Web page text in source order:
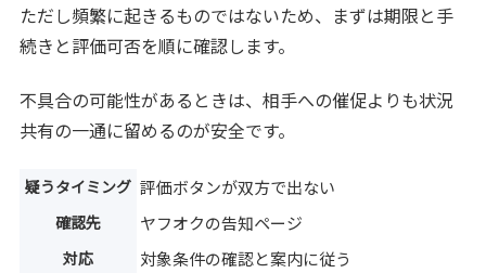
ただし頻繁に起きるものではないため、まずは期限と手
続きと評価可否を順に確認します。
不具合の可能性があるときは、相手への催促よりも状況
共有の一通に留めるのが安全です。
疑うタイミング 評価ボタンが双方で出ない
確認先 ヤフオクの告知ページ
対応 対象条件の確認と案内に従う